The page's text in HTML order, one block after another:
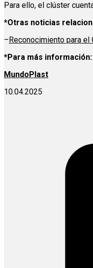
Para ello, el clúster
*Otras noticias
– Reconocimiento para
*Para más información:
MundoPlast
10.04.2025